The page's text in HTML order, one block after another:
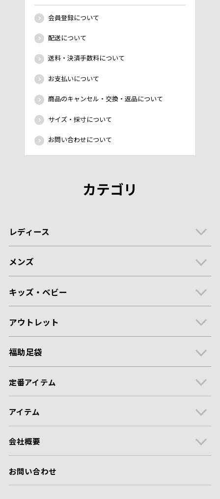
会員登録について
配送について
送料・決済手数料について
お支払いについて
商品のキャンセル・交換・返品について
サイズ・採寸について
お問い合わせについて
カテゴリ
レディース
メンズ
キッズ・ベビー
アウトレット
福助足袋
定番アイテム
アイテム
会社概要
お問い合わせ